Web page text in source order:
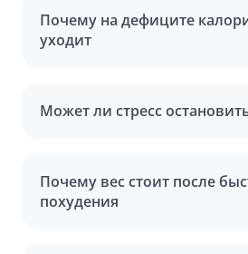
Почему на дефиците
уходит
Может ли стресс
Почему вес стоит после
похудения